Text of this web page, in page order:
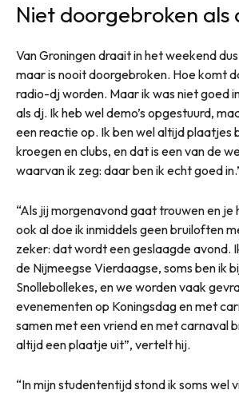
Niet doorgebroken als
Van Groningen draait in het weekend
maar is nooit doorgebroken. Hoe komt
radio-dj worden. Maar ik was niet goed
als dj. Ik heb wel demo’s opgestuurd,
een reactie op. Ik ben wel altijd plaatjes
kroegen en clubs, en dat is een van de
waarvan ik zeg: daar ben ik echt goed
“Als jij morgenavond gaat trouwen en je
ook al doe ik inmiddels geen bruiloften
zeker: dat wordt een geslaagde avond.
de Nijmeegse Vierdaagse, soms ben ik
Snollebollekes, en we worden vaak
evenementen op Koningsdag en met
samen met een vriend en met carnaval
altijd een plaatje uit”, vertelt hij.
“In mijn studententijd stond ik soms wel